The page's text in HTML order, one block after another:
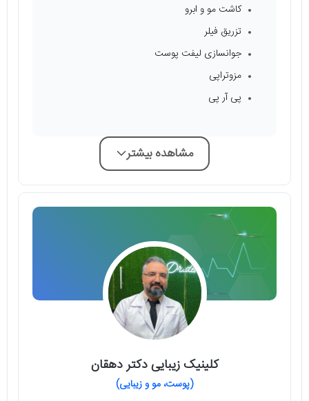
کاشت ‌مو و ‌ابرو
تزریق فیلر
جوانسازی لیفت پوست
مزوتراپی
پی آر پی
مشاهده بیشتر
کلینیک زیبایی دکتر دهقان
(پوست، مو و زیبایی)